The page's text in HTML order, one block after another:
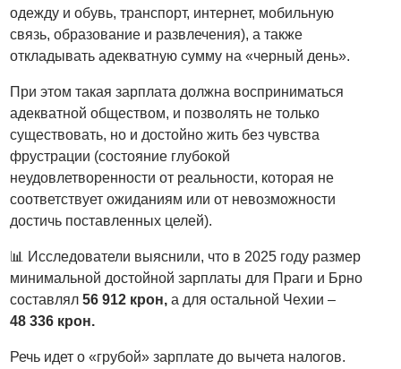
одежду и обувь, транспорт, интернет, мобильную
связь, образование и развлечения), а также
откладывать адекватную сумму на «черный день».
При этом такая зарплата должна восприниматься
адекватной обществом, и позволять не только
существовать, но и достойно жить без чувства
фрустрации (состояние глубокой
неудовлетворенности от реальности, которая не
соответствует ожиданиям или от невозможности
достичь поставленных целей).
📊 Исследователи выяснили, что в 2025 году размер
минимальной достойной зарплаты для Праги и Брно
составлял56 912 крон, а для остальной Чехии –
48 336 крон.
Речь идет о «грубой» зарплате до вычета налогов.